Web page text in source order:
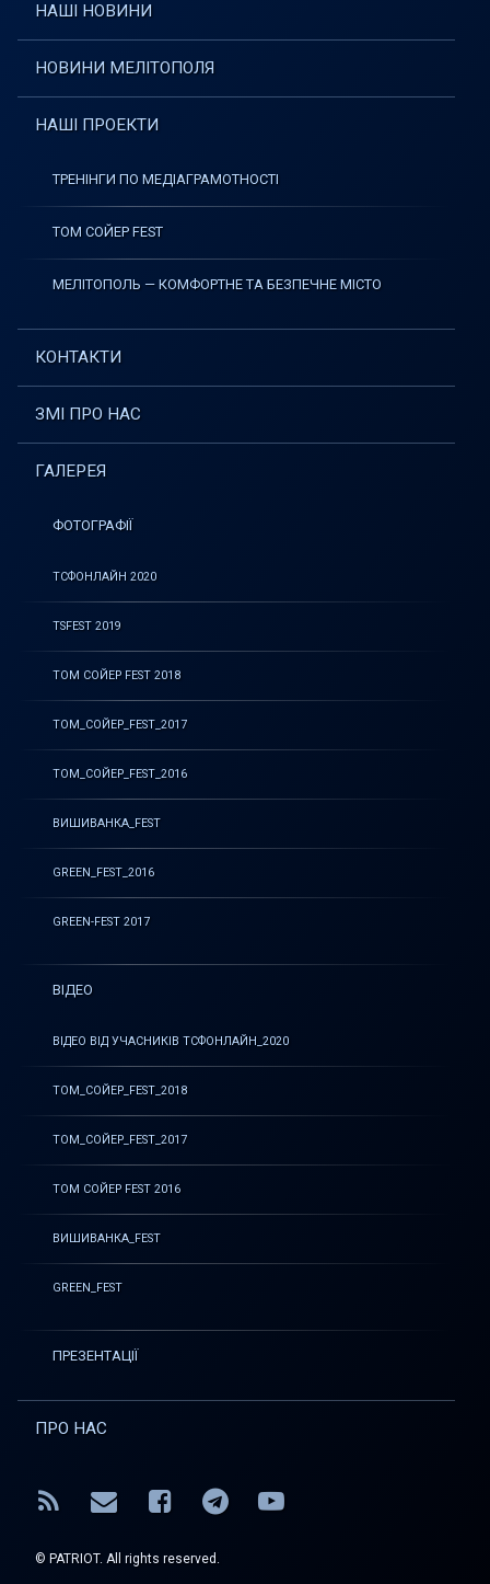
НАШІ НОВИНИ
НОВИНИ МЕЛІТОПОЛЯ
НАШІ ПРОЕКТИ
ТРЕНІНГИ ПО МЕДІАГРАМОТНОСТІ
ТОМ СОЙЕР FEST
МЕЛІТОПОЛЬ — КОМФОРТНЕ ТА БЕЗПЕЧНЕ МІСТО
КОНТАКТИ
ЗМІ ПРО НАС
ГАЛЕРЕЯ
ФОТОГРАФІЇ
ТСФОНЛАЙН 2020
TSFEST 2019
ТОМ СОЙЕР FEST 2018
ТОМ_СОЙЕР_FEST_2017
ТОМ_СОЙЕР_FEST_2016
ВИШИВАНКА_FEST
GREEN_FEST_2016
GREEN-FEST 2017
ВІДЕО
ВІДЕО ВІД УЧАСНИКІВ ТСФОНЛАЙН_2020
ТОМ_СОЙЕР_FEST_2018
ТОМ_СОЙЕР_FEST_2017
ТОМ СОЙЕР FEST 2016
ВИШИВАНКА_FEST
GREEN_FEST
ПРЕЗЕНТАЦІЇ
ПРО НАС
RSS E-mailFacebook
TelegramYouTube
© PATRIOT. All rights reserved.